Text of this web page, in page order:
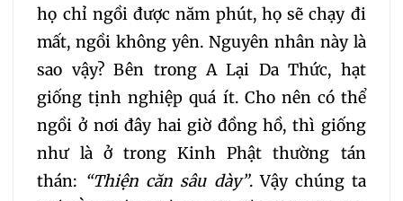
367 368 369
370 371 372
373 374
họ chỉ ngồi được năm phút, họ sẽ chạy đi
mất, ngồi không yên. Nguyên nhân này là
sao vậy? Bên trong A Lại Da Thức, hạt
giống tịnh nghiệp quá ít. Cho nên có thể
ngồi ở nơi đây hai giờ đồng hồ, thì giống
như là ở trong Kinh Phật thường tán
thán: “Thiện căn sâu dày”. Vậy chúng ta